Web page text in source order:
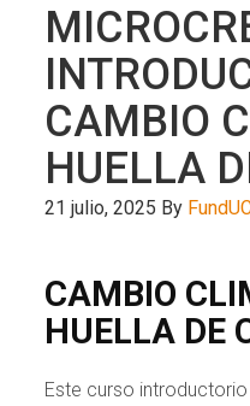
CAMBIO
HUELLA
21 julio, 2025 By
CAMBIO
HUELLA DE
Este curso